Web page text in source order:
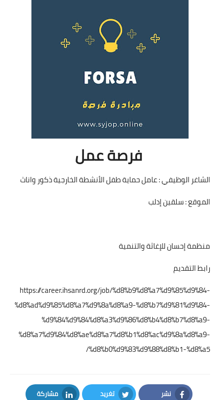
دورات تدريبية
فرصة عمل
الشاغر الوظيفي : عامل حماية طفل الأنشطة الخارجية ذكور واناث
الموقع : سلقين إدلب
منظمة إحسان للإغاثة والتنمية
رابط التقديم
https://career.ihsanrd.org/job/%d8%b9%d8%a7%d9%85%d9%84-
%d8%ad%d9%85%d8%a7%d9%8a%d8%a9-%d8%b7%d9%81%d9%84-
%d9%84%d9%84%d8%a3%d9%86%d8%b4%d8%b7%d8%a9-
%d8%a7%d9%84%d8%ae%d8%a7%d8%b1%d8%ac%d9%8a%d8%a9-
%d8%b0%d9%83%d9%88%d8%b1-%d8%a5/
نشر تغريد مشاركة